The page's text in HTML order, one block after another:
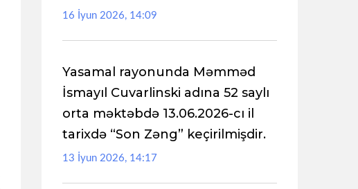
16 İyun 2026, 14:09
Yasamal rayonunda Məmməd
İsmayıl Cuvarlinski adına 52 saylı
orta məktəbdə 13.06.2026-cı il
tarixdə “Son Zəng” keçirilmişdir.
13 İyun 2026, 14:17